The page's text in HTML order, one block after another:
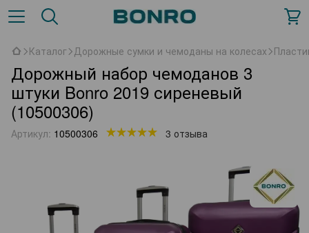
Каталог Дорожные сумки и чемоданы на колесах
Дорожный набор чемоданов 3
штуки Bonro 2019 сиреневый
(10500306)
Артикул: 10500306 3 отзыва